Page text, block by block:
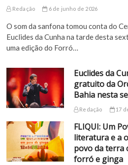
Redação 6 de junho de 2026
O som da sanfona tomou conta do
Euclides da Cunha na tarde desta
uma edição do Forró…
Euclides da
gratuito da
Bahia nesta
Redação 17
FLIQUI: Um
literatura e a
povo da terra
forró e ginga